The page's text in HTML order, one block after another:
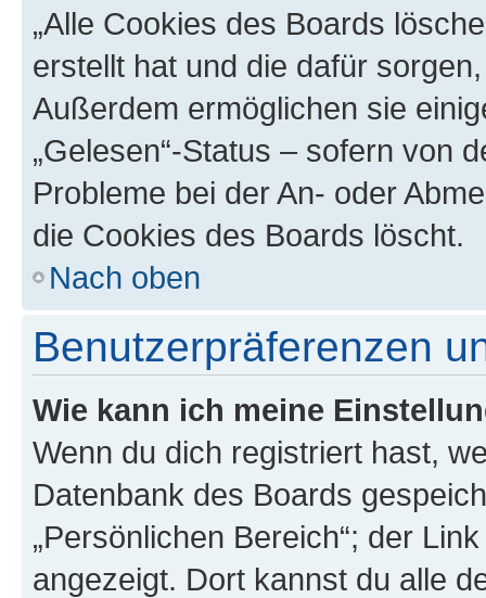
„Alle Cookies des Boards
erstellt hat und die dafür
Außerdem ermöglichen sie
„Gelesen“-Status – sofern von
Probleme bei der An- oder
die Cookies des Boards löscht.
Nach oben
Benutzerpräferenzen
Wie kann ich meine
Wenn du dich registriert hast,
Datenbank des Boards
„Persönlichen Bereich“; der
angezeigt. Dort kannst du alle